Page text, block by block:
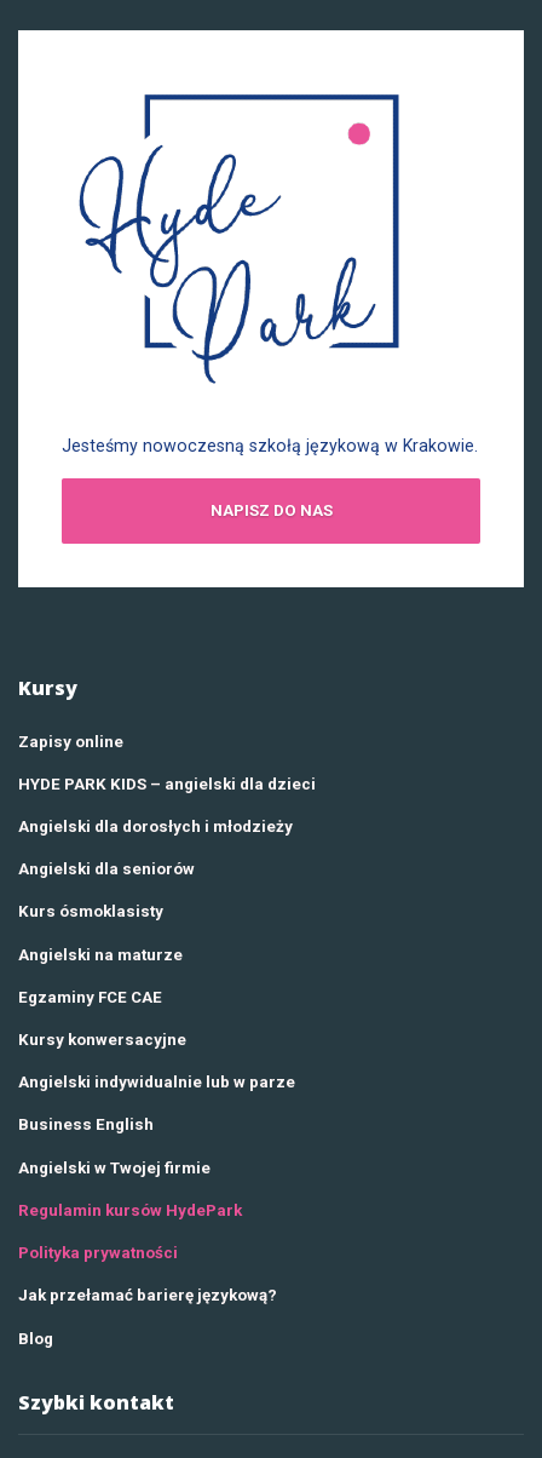
Jesteśmy nowoczesną szkołą językową w Krakowie.
NAPISZ DO NAS
Kursy
Zapisy online
HYDE PARK KIDS – angielski dla dzieci
Angielski dla dorosłych i młodzieży
Angielski dla seniorów
Kurs ósmoklasisty
Angielski na maturze
Egzaminy FCE CAE
Kursy konwersacyjne
Angielski indywidualnie lub w parze
Business English
Angielski w Twojej firmie
Regulamin kursów HydePark
Polityka prywatności
Jak przełamać barierę językową?
Blog
Szybki kontakt